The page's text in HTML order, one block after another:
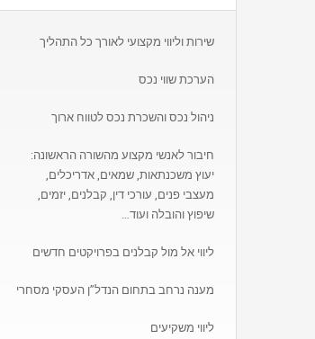
שירות וליווי מקצועי לאורך כל התהליך
הערכת שווי נכס
ניהול נכס והשכרת נכס לטווח ארוך
חיבור לאנשי מקצוע מהשורה הראשונה:
יעוץ משכנתאות, שמאים, אדריכלים,
מעצבי פנים, עורכי דין, קבלנים, יזמים,
שיפוץ והובלה ועוד…
ליווי אל מול קבלנים בפרויקטים חדשים
מענה נרחב בתחום הנדל”ן העסקי מסחרי
ליווי משקיעים